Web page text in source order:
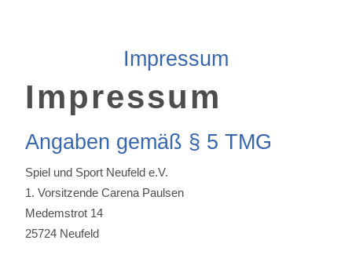
Impressum
Impressum
Angaben gemäß § 5 TMG
Spiel und Sport Neufeld e.V.
1. Vorsitzende Carena Paulsen
Medemstrot 14
25724 Neufeld